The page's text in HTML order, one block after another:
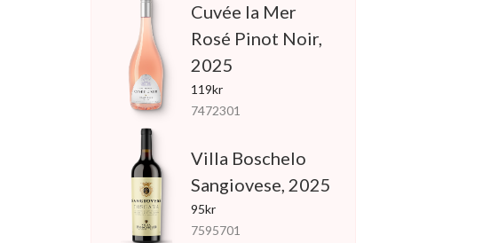
Cuvée la Mer
Rosé Pinot Noir,
2025
119kr
7472301
Villa Boschelo
Sangiovese, 2025
95kr
7595701